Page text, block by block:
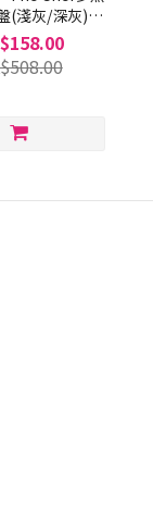
(淺灰/深灰)不
熱容器/焗爐烤
熱容器(平行進
) –T018